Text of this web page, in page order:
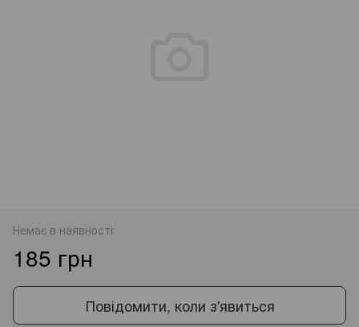
Немає в наявності
185 грн
Повідомити, коли з'явиться